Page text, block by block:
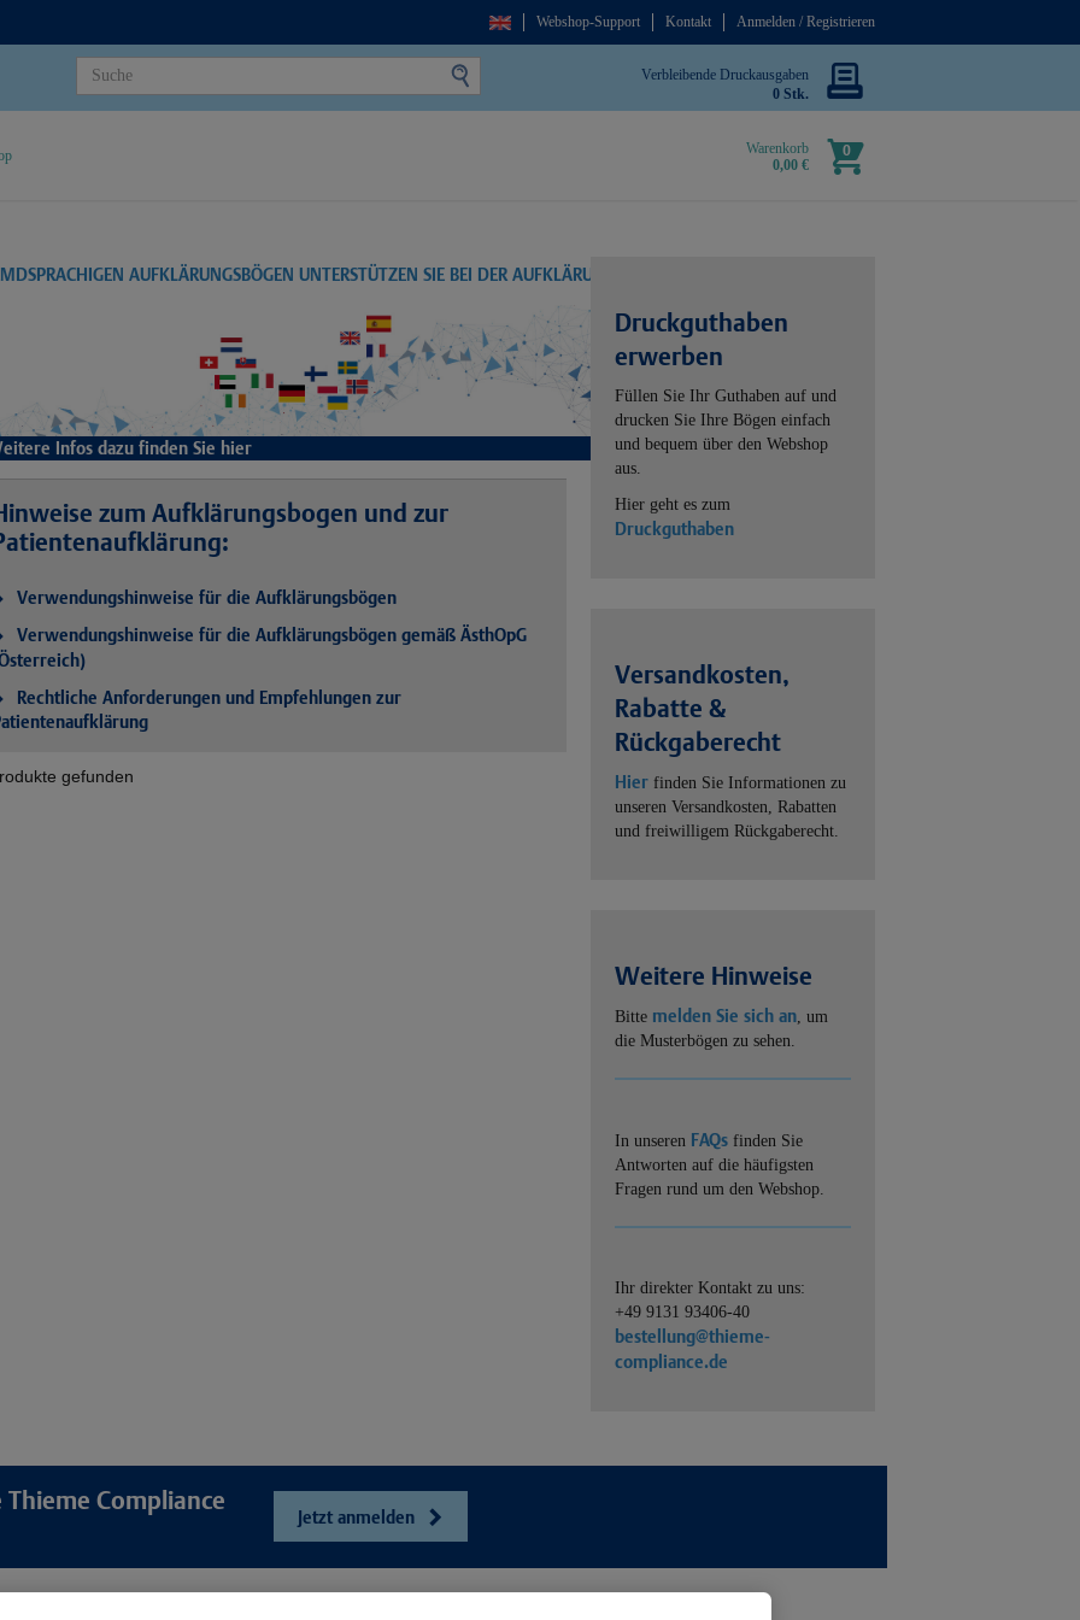
Webshop-Support Kontakt Anmelden / Registrieren
Verbleibende Druckausgaben
0 Stk.
Warenkorb
0,00 €
0
AUFKLÄRUNGSBÖGEN UNTERSTÜTZEN SIE BEI DER AUFKLÄRUNG
Infos dazu finden Sie hier
zum Aufklärungsbogen und zur
Verwendungshinweise für die Aufklärungsbögen
Verwendungshinweise für die Aufklärungsbögen gemäß ÄsthOpG
Rechtliche Anforderungen und Empfehlungen zur
gefunden
Druckguthaben
erwerben
Füllen Sie Ihr Guthaben auf und
drucken Sie Ihre Bögen einfach
und bequem über den Webshop
aus.
Hier geht es zum
Druckguthaben
Versandkosten,
Rabatte &
Rückgaberecht
Hier finden Sie Informationen zu
unseren Versandkosten, Rabatten
und freiwilligem Rückgaberecht.
Weitere Hinweise
Bitte melden Sie sich an, um
die Musterbögen zu sehen.
In unseren FAQs finden Sie
Antworten auf die häufigsten
Fragen rund um den Webshop.
Ihr direkter Kontakt zu uns:
+49 9131 93406-40
bestellung@thieme-
compliance.de
Compliance
Jetzt anmelden